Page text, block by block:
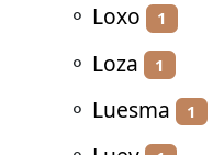
⚬ Loxo 1
⚬ Loza 1
⚬ Luesma 1